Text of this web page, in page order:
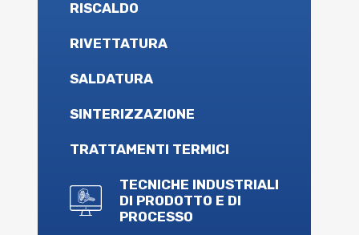
RISCALDO
RIVETTATURA
SALDATURA
SINTERIZZAZIONE
TRATTAMENTI TERMICI
TECNICHE INDUSTRIALI
DI PRODOTTO E DI
PROCESSO